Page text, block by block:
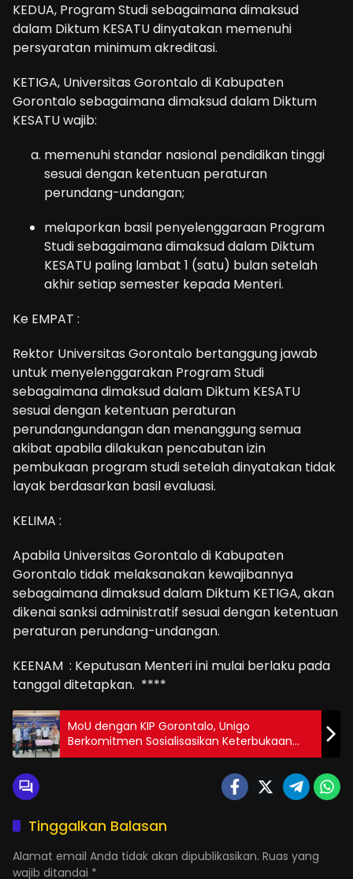
KEDUA, Program Studi sebagaimana dimaksud
dalam Diktum KESATU dinyatakan memenuhi
persyaratan minimum akreditasi.
KETIGA, Universitas Gorontalo di Kabupaten
Gorontalo sebagaimana dimaksud dalam Diktum
KESATU wajib:
memenuhi standar nasional pendidikan tinggi
sesuai dengan ketentuan peraturan
perundang-undangan;
melaporkan basil penyelenggaraan Program
Studi sebagaimana dimaksud dalam Diktum
KESATU paling lambat 1 (satu) bulan setelah
akhir setiap semester kepada Menteri.
Ke EMPAT :
Rektor Universitas Gorontalo bertanggung jawab
untuk menyelenggarakan Program Studi
sebagaimana dimaksud dalam Diktum KESATU
sesuai dengan ketentuan peraturan
perundangundangan dan menanggung semua
akibat apabila dilakukan pencabutan izin
pembukaan program studi setelah dinyatakan tidak
layak berdasarkan basil evaluasi.
KELIMA :
Apabila Universitas Gorontalo di Kabupaten
Gorontalo tidak melaksanakan kewajibannya
sebagaimana dimaksud dalam Diktum KETIGA, akan
dikenai sanksi administratif sesuai dengan ketentuan
peraturan perundang-undangan.
KEENAM : Keputusan Menteri ini mulai berlaku pada
tanggal ditetapkan. ****
MoU dengan KIP Gorontalo, Unigo
Berkomitmen Sosialisasikan Keterbukaan
Informasi Publik
Tinggalkan Balasan
Alamat email Anda tidak akan dipublikasikan. Ruas yang
wajib ditandai *